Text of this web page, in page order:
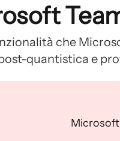
che
quantistica e
Microsoft